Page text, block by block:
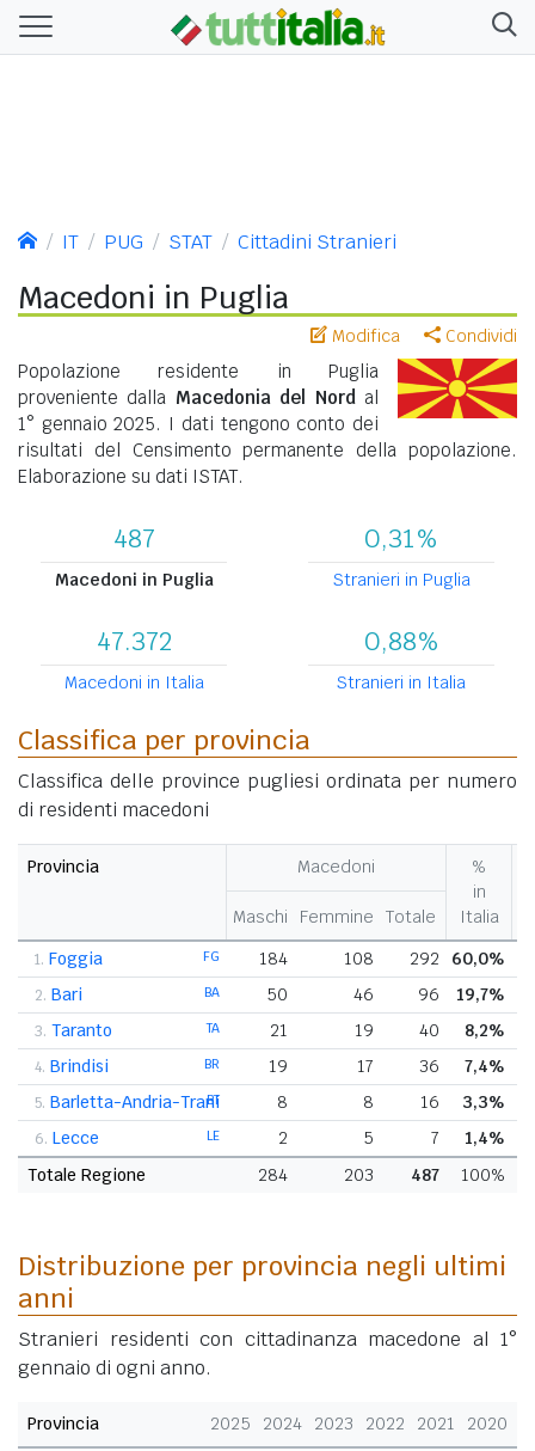
IT PUG STAT Cittadini Stranieri
Macedoni in Puglia
Modifica Condividi
Popolazione residente in Puglia
proveniente dalla Macedonia del Nord al
1° gennaio 2025. I dati tengono conto dei
risultati del Censimento permanente della popolazione.
Elaborazione su dati ISTAT.
487
Macedoni in Puglia
0,31%
Stranieri in Puglia
47.372
Macedoni in Italia
0,88%
Stranieri in Italia
Classifica per provincia
Classifica delle province pugliesi ordinata per numero
di residenti macedoni
Provincia Macedoni
%
in
Italia
Maschi Femmine Totale
1. FG
Foggia 184 108 292 60,0%
2. BA
Bari 50 46 96 19,7%
3. TA
Taranto 21 19 40 8,2%
4. BR
Brindisi 19 17 36 7,4%
5. BT
Barletta-Andria-Trani 8 8 16 3,3%
6. LE
Lecce 2 5 7 1,4%
Totale Regione
284 203 487 100%
Distribuzione per provincia negli ultimi
anni
Stranieri residenti con cittadinanza macedone al 1°
gennaio di ogni anno.
Provincia 2025 2024 2023 2022 2021
2020